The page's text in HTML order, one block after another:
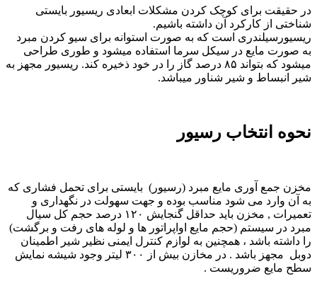
در حقیقت برای کوچک کردن مشکلات ابعادی ریسیور بایستی
شناختی از کارکرد آن داشته باشیم.
ریسیورسیلندری است که به صورت استوانه برای سیو کردن مبرد
به صورت مایع در سیکل سرما استفاده میشود و طوری طراحی
میشود که بتواند ۸۵ درصد گاز را در خود ذخیره کند. ریسیور مجهز به
شیر انبساط و شیر شناور میباشد.
نحوه انتخاب رسیور
مخزن جمع آوری مایع مبرد (رسیور) بایستی برای تحمل فشاری که
به آن وارد می شود مناسب بوده و جهت سهولت در نگهداری و
تعمیرات , مخزن باید حداقل گنجایش ۱۲۰ درصد حجم کل سیال
مبرد در سیستم (حجم مایع اواپراتور ها و لوله های رفت و برگشت)
را داشته باشد ، همچنین به لوازم کنترل ایمنی نظیر شیر اطمینان
دوبل مجهز باشد . در مخازن بیش از ۳۰۰ لیتر وجود شیشه نمایش
سطح مایع ضروریست .